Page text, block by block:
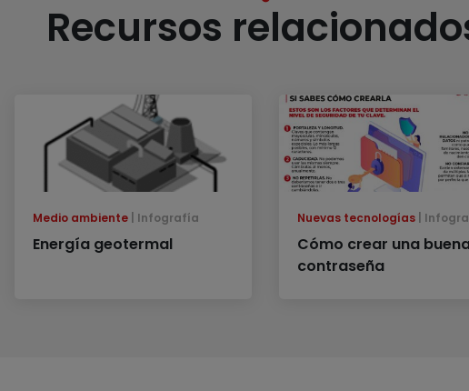
Recursos
Medio ambiente Infografía
Energía geotermal
Nuevas tecnologías
Cómo crear una
contraseña